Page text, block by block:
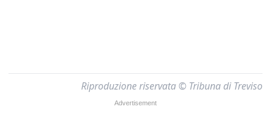
Riproduzione riservata © Tribuna di Treviso